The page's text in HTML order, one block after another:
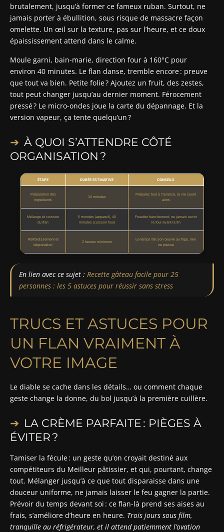
brutalement, jusqu’à former ce fameux ruban. Surtout, ne
jamais porter à ébullition, sous risque de massacre façon
omelette. Un œil sur la texture, pas sur l’heure, et ce doux
épaississement attend dans le calme.
Moule garni, bain-marie, direction four à 160°C pour
environ 40 minutes. Le flan danse, tremble encore : preuve
que tout va bien. Petite folie ? Ajoutez un fruit, des zestes,
tout peut changer jusqu’au dernier moment. Férocement
pressé ? Le micro-ondes joue la carte du dépannage. Et la
version vapeur, ça tente quelqu’un ?
À QUOI S’ATTENDRE CÔTÉ
ORGANISATION ?
ÉTAPE DURÉE ESTIMATIVE CONSEILS
Préparation des
ingrédients
10 minutes
Préparez tout à l’avance, la vie sourit
alors
Mélange et cuisson
du flan
5 minutes (appareil), 40
minutes (cuisson four)
Fouetter franchement, ne jamais ouvrir
le four avant la fin
Refroidissement et
dégustation
2 heures minimum
Le temps fait son œuvre au frigo, rien
ne presse
En lien avec ce sujet : Recette gâteau facile pour 25
personnes : les 5 astuces pour réussir sans stress
TRUCS ET ASTUCES POUR
UN FLAN VRAIMENT À
VOTRE IMAGE
Le diable se cache dans les détails… ou comment chaque
geste change la donne, du bol jusqu’à la première cuillère.
LA CRÈME PARFAITE : PIÈGES À
ÉVITER ?
Tamiser la fécule : un geste qu’on croyait destiné aux
compétiteurs du Meilleur pâtissier, et qui, pourtant, change
tout. Mélanger jusqu’à ce que tout disparaisse dans une
douceur uniforme, ne jamais laisser le feu gagner la partie.
Prévoir du temps devant soi : ce flan-là prend ses aises au
frais, s’améliore d’heure en heure. Trois jours sous film,
tranquille au réfrigérateur, et il attend patiemment l’ovation